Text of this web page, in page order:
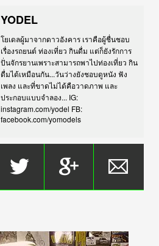
YODEL
โยเดลผู้มาจากดาวอังคาร เราคือผู้ชื่นชอบ
เรื่องรถยนต์ ท่องเที่ยว กินดื่ม แต่ก็ยังรักการ
ปั่นจักรยานเพราะสามารถพาไปท่องเที่ยว กิน
ดื่มได้เหมือนกัน...วันว่างยังชอบดูหนัง ฟัง
เพลง และที่ขาดไม่ได้คือวาดภาพ และ
ประกอบแบบจำลอง... IG:
instagram.com/yodel FB:
facebook.com/yomodels